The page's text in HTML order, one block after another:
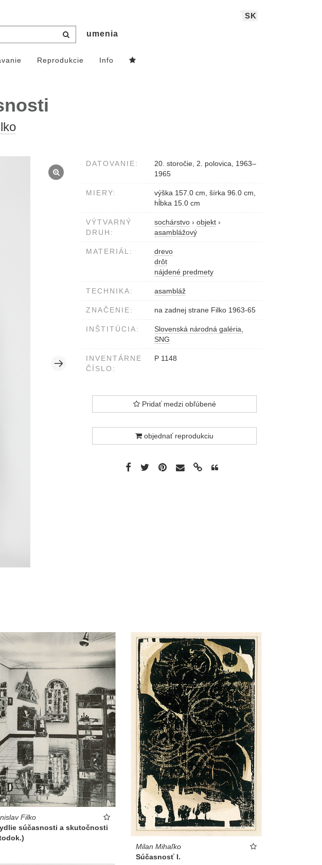
SK
umenia
Reprodukcie Info
DATOVANIE:
20. storočie, 2. polovica, 1963–
1965
MIERY:
výška 157.0 cm, šírka 96.0 cm,
hĺbka 15.0 cm
VÝTVARNÝ
DRUH:
sochárstvo › objekt ›
asamblážový
MATERIÁL:
drevo
drôt
nájdené predmety
TECHNIKA: asambláž
ZNAČENIE: na zadnej strane Filko 1963-65
INŠTITÚCIA:
Slovenská národná galéria,
SNG
INVENTÁRNE
ČÍSLO:
P 1148
Pridať medzi obľúbené
objednať reprodukciu
Filko
súčasnosti a skutočnosti
Milan Mihaľko
Súčasnosť I.